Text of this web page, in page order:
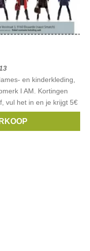
en kinderkleding,
I AM. Kortingen
vul het in en je krijgt 5€